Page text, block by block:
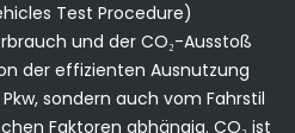
Test Procedure)
und der CO₂-Ausstoß
der effizienten Ausnutzung
sondern auch vom Fahrstil
Faktoren abhängig. CO₂ ist